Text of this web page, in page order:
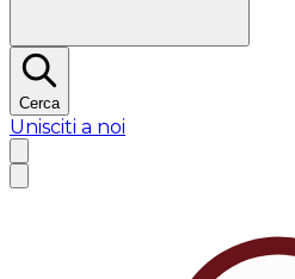
Cerca
Unisciti a noi